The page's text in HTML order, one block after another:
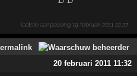
laatste aanpassing19 februari 2011 22:27
20 februari 2011 11:32